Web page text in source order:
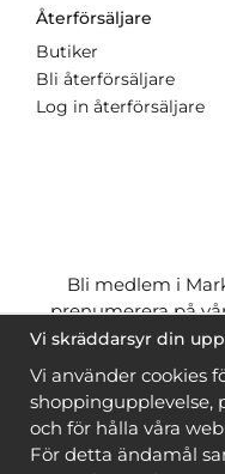
Återförsäljare
Butiker
Bli återförsäljare
Log in återförsäljare
Bli medlem i
prenumerera på
ner många
när du handlar garn
ärgratis
Vi skräddarsyr din
Vi använder cookies
shoppingupplevelse,
och för hålla våra
För detta ändamål